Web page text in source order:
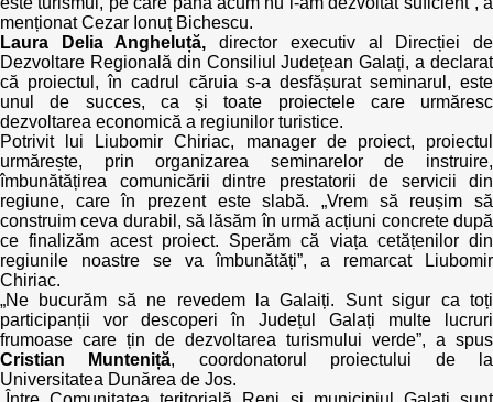
menționat Cezar Ionuț Bichescu.
Laura Delia Angheluță, director executiv al Direcției de
Dezvoltare Regională din Consiliul Județean Galați, a declarat
că proiectul, în cadrul căruia s-a desfășurat seminarul, este
unul de succes, ca și toate proiectele care urmăresc
dezvoltarea economică a regiunilor turistice.
Potrivit lui Liubomir Chiriac, manager de proiect, proiectul
urmărește, prin organizarea seminarelor de instruire,
îmbunătățirea comunicării dintre prestatorii de servicii din
regiune, care în prezent este slabă. „Vrem să reușim să
construim ceva durabil, să lăsăm în urmă acțiuni concrete după
ce finalizăm acest proiect. Sperăm că viața cetățenilor din
regiunile noastre se va îmbunătăți”, a remarcat Liubomir
Chiriac.
„Ne bucurăm să ne revedem la Galaiți. Sunt sigur ca toți
participanții vor descoperi în Județul Galați multe lucruri
frumoase care țin de dezvoltarea turismului verde”, a spus
Cristian Munteniță, coordonatorul proiectului de la
Universitatea Dunărea de Jos.